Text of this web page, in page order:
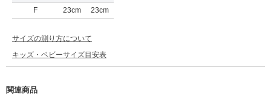
F
23cm 23cm
サイズの測り方について
キッズ・ベビーサイズ目安表
関連商品